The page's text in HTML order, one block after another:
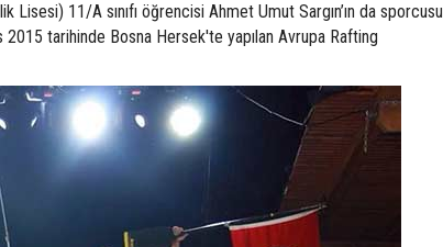
11/A sınıfı öğrencisi Ahmet Umut Sargın’ın da sporcusu
2015 tarihinde Bosna Hersek'te yapılan Avrupa Rafting